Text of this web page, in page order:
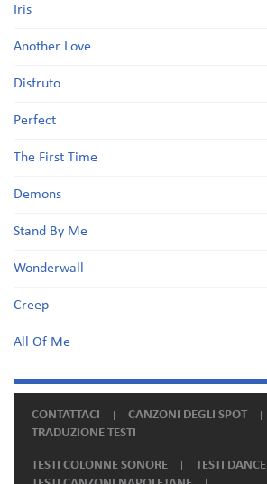
Iris
Another Love
Disfruto
Perfect
The First Time
Demons
Stand By Me
Wonderwall
Creep
All Of Me
CONTATTACI
CANZONI DEGLI SPOT
TRADUZIONE TESTI
TESTI COLONNE SONORE
TESTI DANCE